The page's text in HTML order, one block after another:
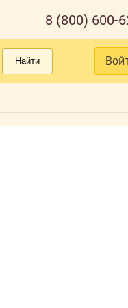
8 (800) 600-
Найти